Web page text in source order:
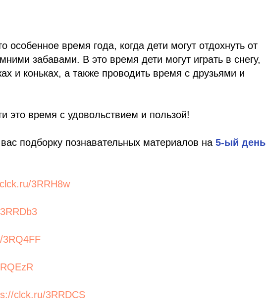
особенное время года, когда дети могут отдохнуть от
забавами. В это время дети могут играть в снегу,
и коньках, а также проводить время с друзьями и
это время с удовольствием и пользой!
подборку познавательных материалов на 5-ый день
3RRH8w
3RQ4FF
clck.ru/3RRDCS